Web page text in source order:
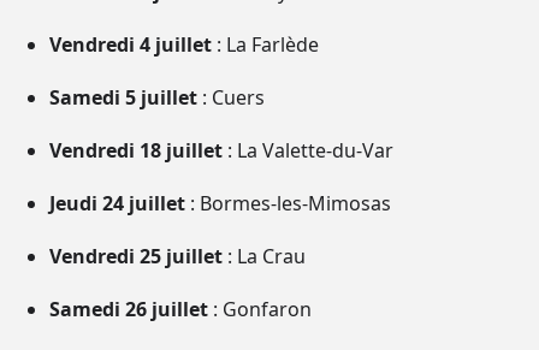
Vendredi 4 juillet : La Farlède
Samedi 5 juillet : Cuers
Vendredi 18 juillet : La Valette-du-Var
Jeudi 24 juillet : Bormes-les-Mimosas
Vendredi 25 juillet : La Crau
Samedi 26 juillet : Gonfaron